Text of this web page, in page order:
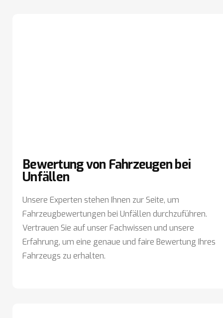
Bewertung von Fahrzeugen bei
Unfällen
Unsere Experten stehen Ihnen zur Seite, um
Fahrzeugbewertungen bei Unfällen durchzuführen.
Vertrauen Sie auf unser Fachwissen und unsere
Erfahrung, um eine genaue und faire Bewertung Ihres
Fahrzeugs zu erhalten.